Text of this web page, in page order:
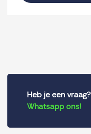
Heb je een vraag?
Whatsapp ons!